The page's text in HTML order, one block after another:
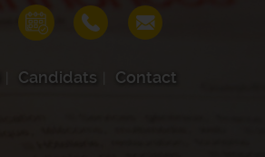
Candidats Contact